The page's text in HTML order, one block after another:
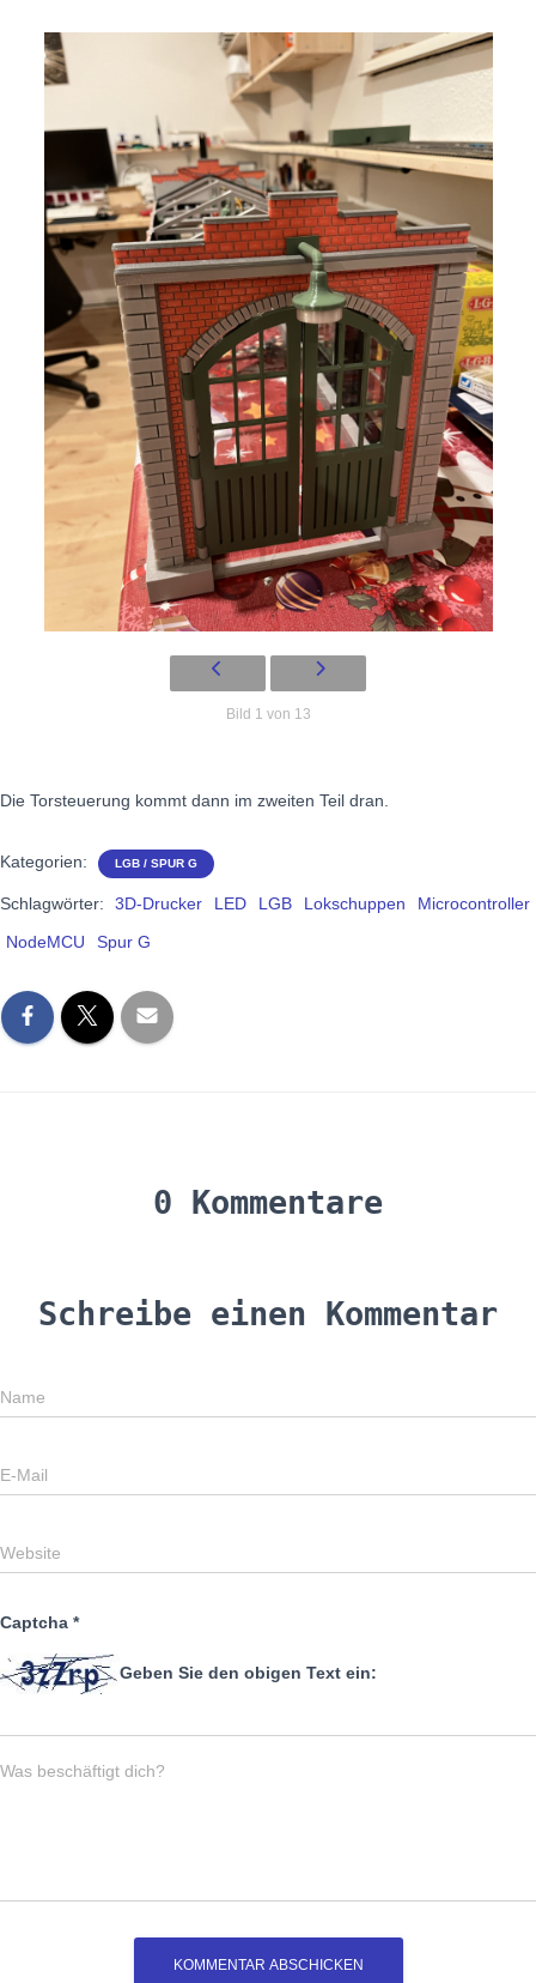
Bild 1 von 13
Die Torsteuerung kommt dann im zweiten Teil dran.
Kategorien: LGB / SPUR G
Schlagwörter: 3D-Drucker LED LGB Lokschuppen
Microcontroller
NodeMCU
Spur G
0 Kommentare
Schreibe einen Kommentar
Name
E-Mail
Website
Captcha *
Geben Sie den obigen Text ein:
Was beschäftigt dich?